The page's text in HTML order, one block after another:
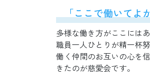
「ここで働いて
多様な働き方がここにはあ
職員一人ひとりが精一杯
働く仲間のお互いの心を
きたのが慈愛会です。